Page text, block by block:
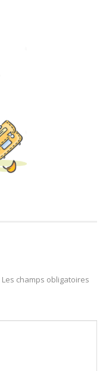
Les champs obligatoires